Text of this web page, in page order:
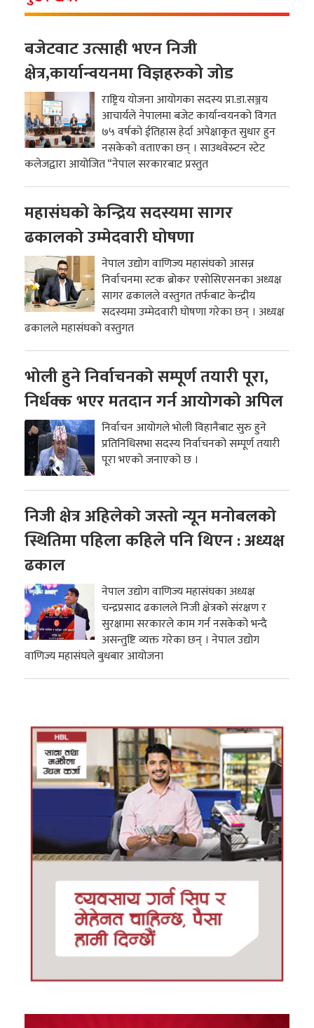
बजेटवाट उत्साही भएन निजी
क्षेत्र,कार्यान्वयनमा विज्ञहरुको जोड
राष्ट्रिय योजना आयोगका सदस्य प्रा.डा.सञ्जय
आचार्यले नेपालमा बजेट कार्यान्वयनको विगत
७५ वर्षको ईतिहास हेर्दा अपेक्षाकृत सुधार हुन
नसकेको वताएका छन् । साउथवेस्र्टन स्टेट
कलेजद्वारा आयोजित “नेपाल सरकारबाट प्रस्तुत
महासंघको केन्द्रिय सदस्यमा सागर
ढकालको उम्मेदवारी घोषणा
नेपाल उद्योग वाणिज्य महासंघको आसन्न
निर्वाचनमा स्टक ब्रोकर एसोसिएसनका अध्यक्ष
सागर ढकालले वस्तुगत तर्फबाट केन्द्रीय
सदस्यमा उम्मेदवारी घोषणा गरेका छन् । अध्यक्ष
ढकालले महासंघको वस्तुगत
भोली हुने निर्वाचनको सम्पूर्ण तयारी पूरा,
निर्धक्क भएर मतदान गर्न आयोगको अपिल
निर्वाचन आयोगले भोली विहानैबाट सुरु हुने
प्रतिनिधिसभा सदस्य निर्वाचनको सम्पूर्ण तयारी
पूरा भएको जनाएको छ ।
निजी क्षेत्र अहिलेको जस्तो न्यून मनोबलको
स्थितिमा पहिला कहिले पनि थिएन : अध्यक्ष
ढकाल
नेपाल उद्योग वाणिज्य महासंघका अध्यक्ष
चन्द्रप्रसाद ढकालले निजी क्षेत्रको संरक्षण र
सुरक्षामा सरकारले काम गर्न नसकेको भन्दै
असन्तुष्टि व्यक्त गरेका छन् । नेपाल उद्योग
वाणिज्य महासंघले बुधबार आयोजना